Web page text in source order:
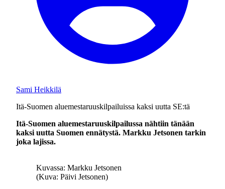
Sami Heikkilä
Itä-Suomen aluemestaruuskilpailuissa kaksi uutta SE:tä
Itä-Suomen aluemestaruuskilpailussa nähtiin tänään
kaksi uutta Suomen ennätystä. Markku Jetsonen tarkin
joka lajissa.
Kuvassa: Markku Jetsonen
(Kuva: Päivi Jetsonen)